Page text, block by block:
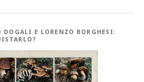
E LORENZO BORGHESI: